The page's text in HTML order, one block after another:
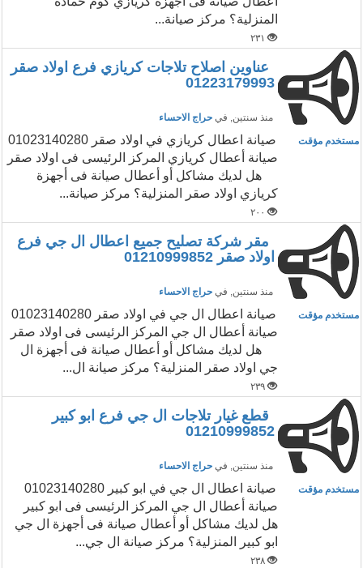
المنزلية؟ مركز صيانة...
٢٣١
عناوين اصلاح تلاجات كريازي فرع اولاد صقر
01223179993
منذ سنتين, في حراج الاحساء
مستخدم مؤقت
صيانة اعطال كريازي في اولاد صقر 01023140280
صيانة أعطال كريازي المركز الرئيسى فى اولاد صقر
هل لديك مشاكل أو أعطال صيانة فى أجهزة
كريازي اولاد صقر المنزلية؟ مركز صيانة...
٢٠٠
مقر شركة تصليح جميع اعطال ال جي فرع
اولاد صقر 01210999852
منذ سنتين, في حراج الاحساء
مستخدم مؤقت
صيانة اعطال ال جي في اولاد صقر 01023140280
صيانة أعطال ال جي المركز الرئيسى فى اولاد صقر
هل لديك مشاكل أو أعطال صيانة فى أجهزة ال
جي اولاد صقر المنزلية؟ مركز صيانة ال...
٢٣٩
قطع غيار تلاجات ال جي فرع ابو كبير
01210999852
منذ سنتين, في حراج الاحساء
مستخدم مؤقت
صيانة اعطال ال جي في ابو كبير 01023140280
صيانة أعطال ال جي المركز الرئيسى فى ابو كبير
هل لديك مشاكل أو أعطال صيانة فى أجهزة ال جي
ابو كبير المنزلية؟ مركز صيانة ال جي...
٢٣٨